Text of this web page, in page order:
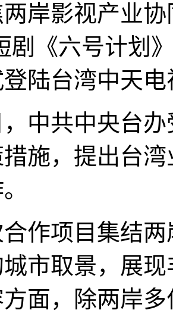
岸影视产业
剧《六号计划
陆台湾中天电
共中央台办
施，提出台
项目集结两
市取景，展
面，除两岸